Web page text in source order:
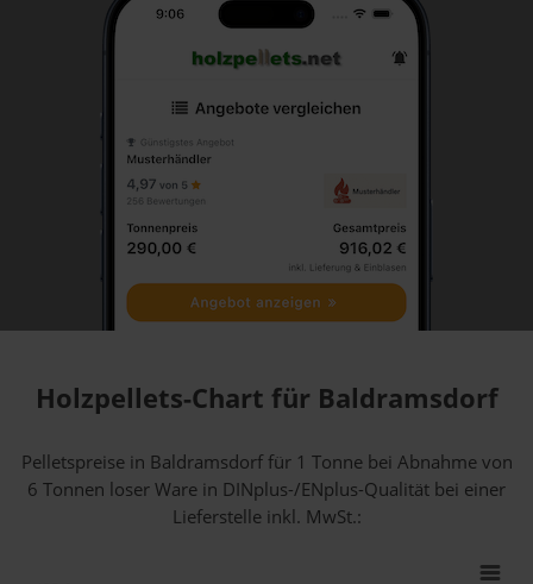
Holzpellets-Chart für Baldramsdorf
Pelletspreise in Baldramsdorf für 1 Tonne bei Abnahmevon
6 Tonnen loser Ware in DINplus-/ENplus-Qualität bei einer
Lieferstelle inkl. MwSt.: